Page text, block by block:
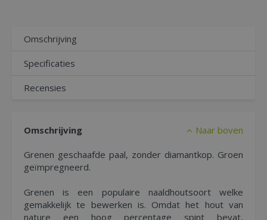
Omschrijving
Specificaties
Recensies
Omschrijving Naar boven
Grenen geschaafde paal, zonder diamantkop. Groen
geïmpregneerd.
Grenen is een populaire naaldhoutsoort welke
gemakkelijk te bewerken is. Omdat het hout van
nature een hoog percentage spint bevat,